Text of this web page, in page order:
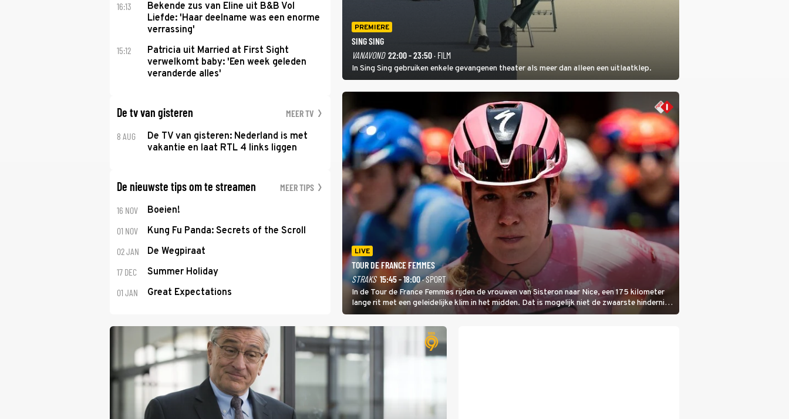
16:13
Bekende zus van Eline uit B&B Vol
Liefde: 'Haar deelname was een enorme
verrassing'
15:12
Patricia uit Married at First Sight
verwelkomt baby: 'Een week geleden
veranderde alles'
De tv van gisteren MEER TV
8 AUG
De TV van gisteren: Nederland is met
vakantie en laat RTL 4 links liggen
De nieuwste tips om te streamen MEER TIPS
16 NOV Boeien!
01 NOV Kung Fu Panda: Secrets of the Scroll
02 JAN De Wegpiraat
17 DEC Summer Holiday
01 JAN Great Expectations
PREMIERE
SING SING
VANAVOND 22:00 - 23:50· FILM
In Sing Sing gebruiken enkele gevangenen theater als meer dan alleen een uitlaatklep.
LIVE
TOUR DE FRANCE FEMMES
STRAKS 15:45 - 18:00· SPORT
In de Tour de France Femmes rijden de vrouwen van Sisteron naar Nice, een 175 kilometer
lange rit met een geleidelijke klim in het midden. Dat is mogelijk niet de zwaarste hindernis,
dat is de temperatuur. Het kan in Nice namelijk bloedheet worden.